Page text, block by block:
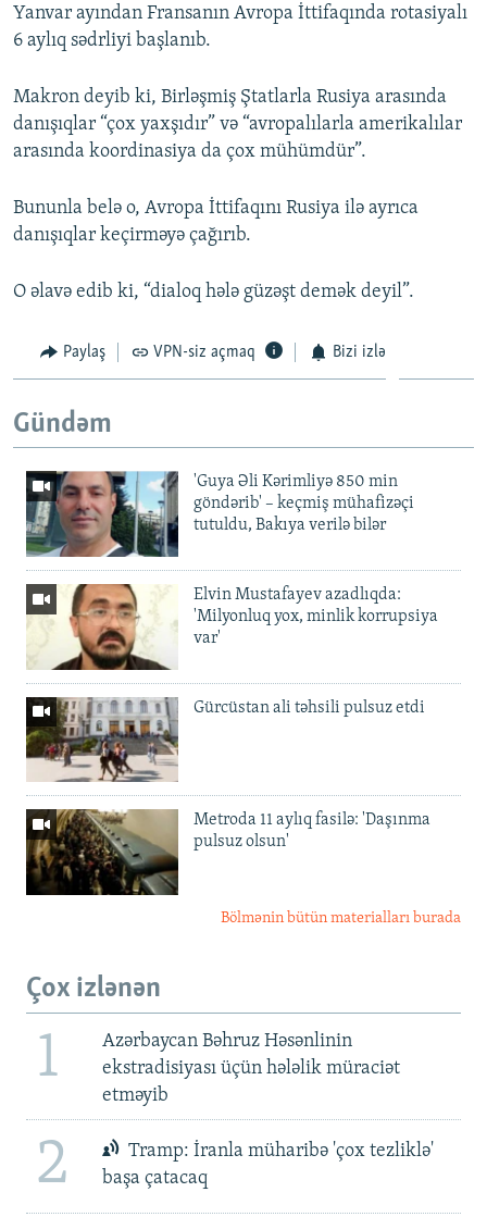
Yanvar ayından Fransanın Avropa İttifaqında rotasiyalı
6 aylıq sədrliyi başlanıb.
Makron deyib ki, Birləşmiş Ştatlarla Rusiya arasında
danışıqlar “çox yaxşıdır” və “avropalılarla amerikalılar
arasında koordinasiya da çox mühümdür”.
Bununla belə o, Avropa İttifaqını Rusiya ilə ayrıca
danışıqlar keçirməyə çağırıb.
O əlavə edib ki, “dialoq hələ güzəşt demək deyil”.
Paylaş VPN-siz açmaq Bizi izlə
Gündəm
'Guya Əli Kərimliyə 850 min
göndərib' – keçmiş mühafizəçi
tutuldu, Bakıya verilə bilər
Elvin Mustafayev azadlıqda:
'Milyonluq yox, minlik korrupsiya
var'
Gürcüstan ali təhsili pulsuz etdi
Metroda 11 aylıq fasilə: 'Daşınma
pulsuz olsun'
Bölmənin bütün materialları burada
Çox izlənən
1
Azərbaycan Bəhruz Həsənlinin
ekstradisiyası üçün hələlik müraciət
etməyib
2
Tramp: İranla müharibə 'çox tezliklə'
başa çatacaq